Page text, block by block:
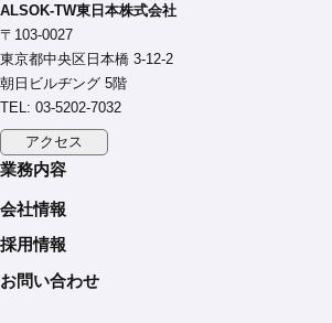
ALSOK-TW東日本株式会社
〒103-0027
東京都中央区日本橋 3-12-2
朝日ビルヂング 5階
TEL: 03-5202-7032
アクセス
業務内容
会社情報
採用情報
お問い合わせ